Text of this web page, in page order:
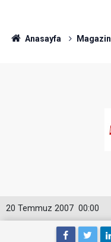
Anasayfa Magazin
00:00
20 Temmuz 2007